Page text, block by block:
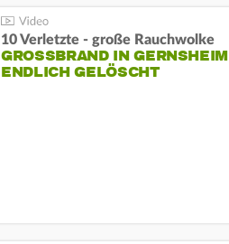
10 Verletzte - große Rauchwolke
GROSSBRAND IN GERNSHEIM E
NDLICH GELÖSCHT